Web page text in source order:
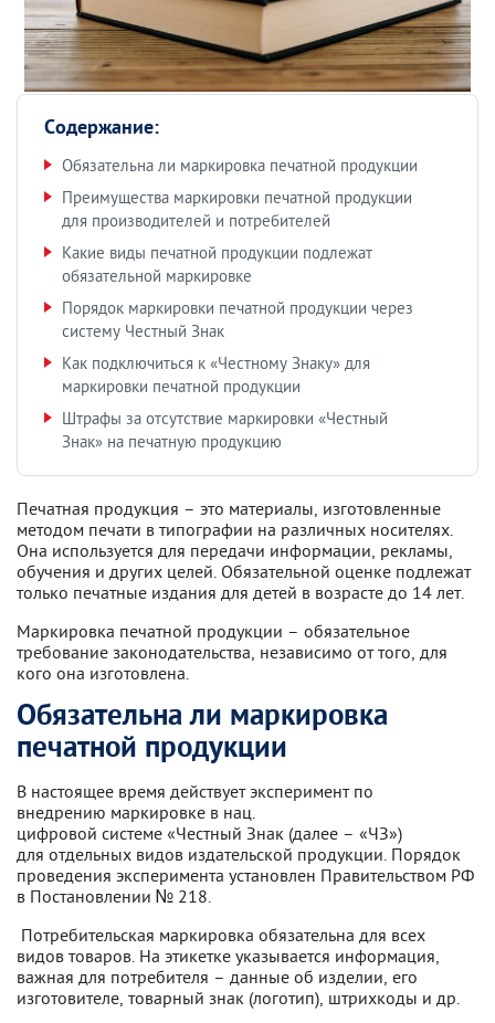
Содержание:
Обязательна ли маркировка печатной продукции
Преимущества маркировки печатной продукции
для производителей и потребителей
Какие виды печатной продукции подлежат
обязательной маркировке
Порядок маркировки печатной продукции через
систему Честный Знак
Как подключиться к «Честному Знаку» для
маркировки печатной продукции
Штрафы за отсутствие маркировки «Честный
Знак» на печатную продукцию
Печатная продукция – это материалы, изготовленные
методом печати в типографии на различных носителях.
Она используется для передачи информации, рекламы,
обучения и других целей. Обязательной оценке подлежат
только печатные издания для детей в возрасте до 14 лет.
Маркировка печатной продукции – обязательное
требование законодательства, независимо от того, для
кого она изготовлена.
Обязательна ли маркировка
печатной продукции
В настоящее время действует эксперимент по
внедрению маркировке в нац.
цифровой системе «Честный Знак (далее – «ЧЗ»)
для отдельных видов издательской продукции. Порядок
проведения эксперимента установлен Правительством РФ
в Постановлении № 218.
Потребительская маркировка обязательна для всех
видов товаров. На этикетке указывается информация,
важная для потребителя – данные об изделии, его
изготовителе, товарный знак (логотип), штрихкоды и др.